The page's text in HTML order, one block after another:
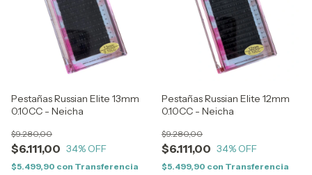
Pestañas Russian Elite 13mm
0.10CC - Neicha
$6.111,00
$9.280,00
34% OFF
$5.499,90 con Transferencia
Pestañas Russian Elite 12mm
0.10CC - Neicha
$6.111,00
$9.280,00
34% OFF
$5.499,90 con Transferencia